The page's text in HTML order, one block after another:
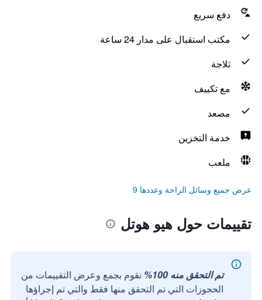
دفع سريع
مكتب استقبال على مدار 24 ساعة
ثلاجة
مع تكييف
مصعد
خدمة التخزين
ملعب
عرض جميع وسائل الراحة وعددها 9
تقييمات حول هيو هوتل
تم التحقق منه 100%
نقوم بجمع وعرض التقييمات من
الحجوزات التي تم التحقق منها فقط والتي تم إجراؤها